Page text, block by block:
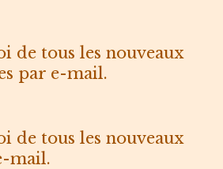
de tous les nouveaux
par e-mail.
de tous les nouveaux
mail.